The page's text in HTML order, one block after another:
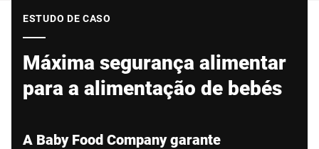
ESTUDO DE CASO
Máxima segurança alimentar
para a alimentação de bebés
A Baby Food Company garante